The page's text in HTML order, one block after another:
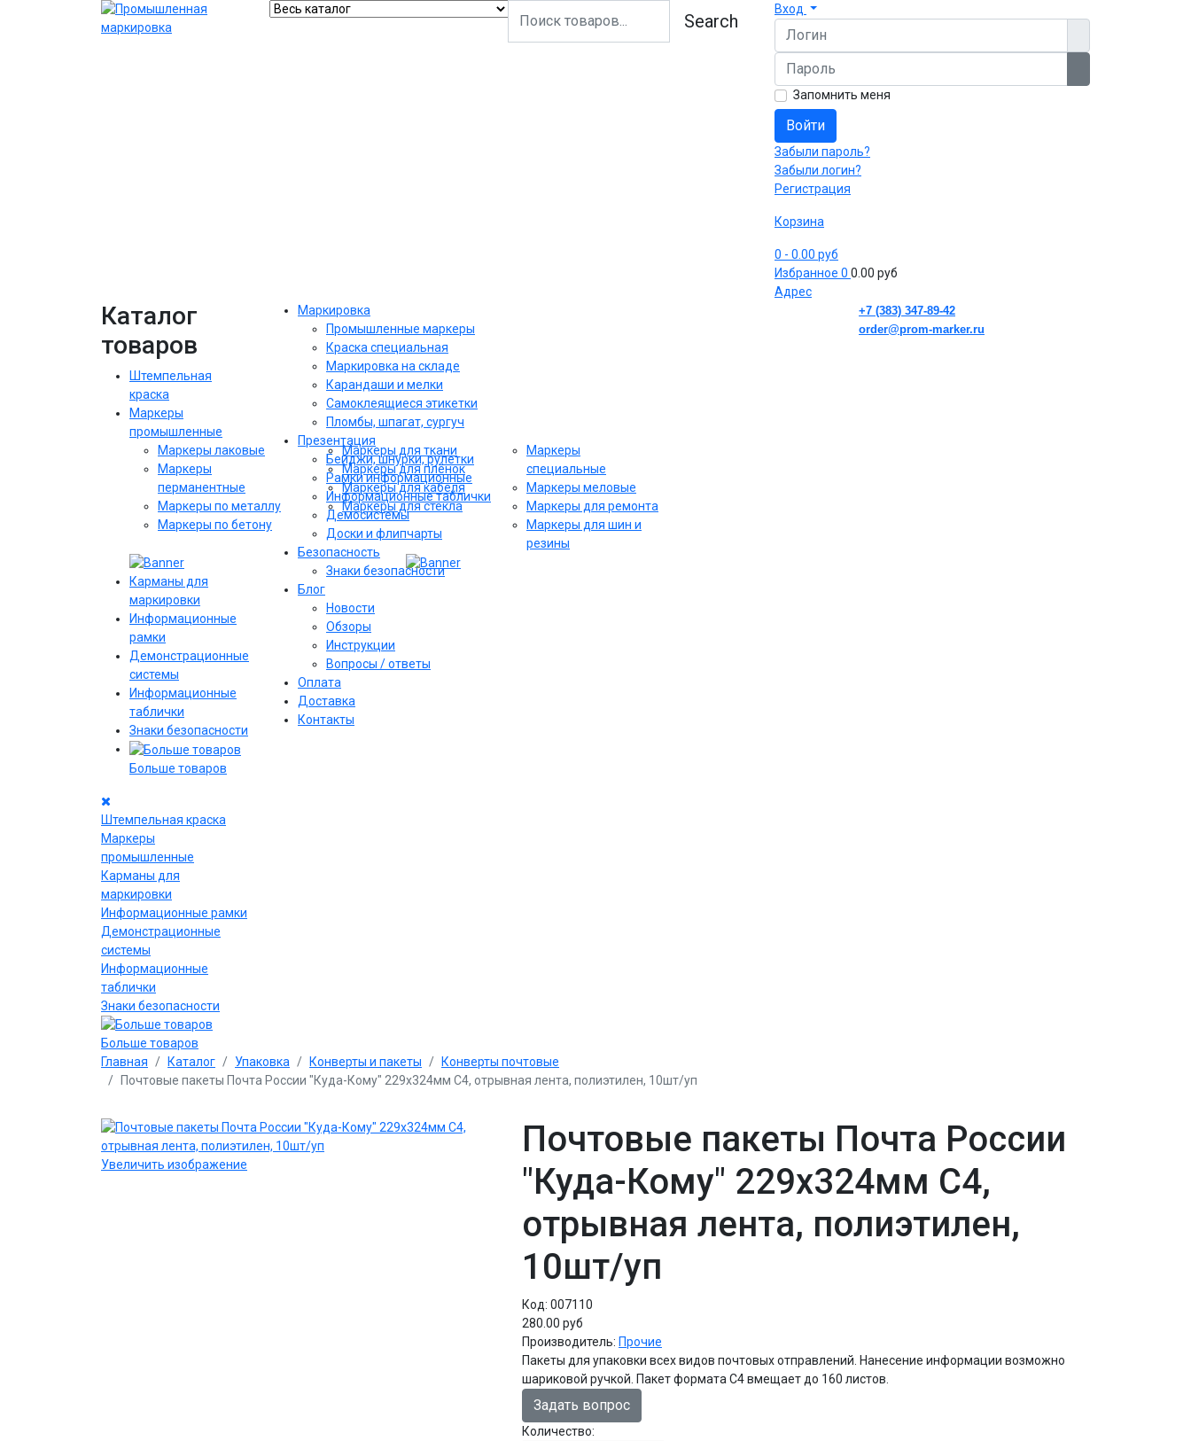
Search
Вход
Логин
Пароль
Запомнить меня
Войти
Забыли пароль?
Забыли логин?
Регистрация
Корзина
0 - 0.00 руб
Избранное 0 0.00 руб
Адрес
Каталог
товаров
Штемпельная
краска
Маркеры
промышленные
Маркеры лаковые
Маркеры
перманентные
Маркеры по металлу
Маркеры по бетону
Маркеры для ткани
Маркеры для плёнок
Маркеры для кабеля
Маркеры для стекла
Маркеры
специальные
Маркеры меловые
Маркеры для ремонта
Маркеры для шин и
резины
Карманы для
маркировки
Информационные
рамки
Демонстрационные
системы
Информационные
таблички
Знаки безопасности
Больше товаров
Штемпельная краска
Маркеры
промышленные
Карманы для
маркировки
Информационные рамки
Демонстрационные
системы
Информационные
таблички
Знаки безопасности
Больше товаров
Маркировка
Промышленные маркеры
Краска специальная
Маркировка на складе
Карандаши и мелки
Самоклеящиеся этикетки
Пломбы, шпагат, сургуч
Презентация
Бейджи, шнурки, рулетки
Рамки информационные
Информационные таблички
Демосистемы
Доски и флипчарты
Безопасность
Знаки безопасности
Блог
Новости
Обзоры
Инструкции
Вопросы / ответы
Оплата
Доставка
Контакты
+7 (383) 347-89-42
order@prom-marker.ru
Главная Каталог Упаковка Конверты и пакеты
Конверты почтовые
Почтовые пакеты Почта России "Куда-Кому" 229х324мм С4, отрывная лента, полиэтилен, 10шт/уп
Увеличить изображение
Почтовые пакеты Почта России
"Куда-Кому" 229х324мм С4,
отрывная лента, полиэтилен,
10шт/уп
Код: 007110
280.00 руб
Производитель: Прочие
Пакеты для упаковки всех видов почтовых отправлений. Нанесение информации возможно
шариковой ручкой. Пакет формата С4 вмещает до 160 листов.
Задать вопрос
Количество: